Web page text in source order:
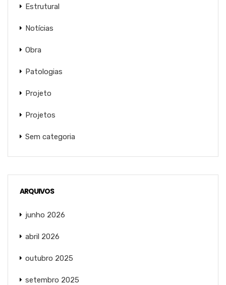
Estrutural
Notícias
Obra
Patologias
Projeto
Projetos
Sem categoria
ARQUIVOS
junho 2026
abril 2026
outubro 2025
setembro 2025